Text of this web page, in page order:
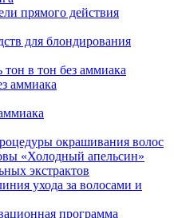
прямого действия
для блондирования
в тон без аммиака
аммиака
окрашивания волос
«Холодный апельсин»
экстрактов
ухода за волосами и
программа